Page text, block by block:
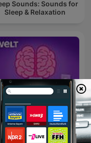
Sounds: Sounds for
Sleep & Relaxation
Aha! Zehn Minuten